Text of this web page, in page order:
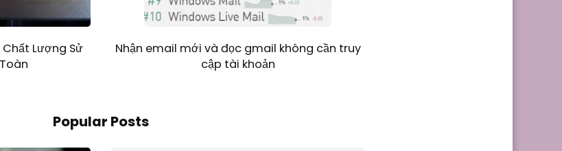
Lượng Sử
Nhận email mới và đọc gmail không cần truy
cập tài khoản
Popular Posts